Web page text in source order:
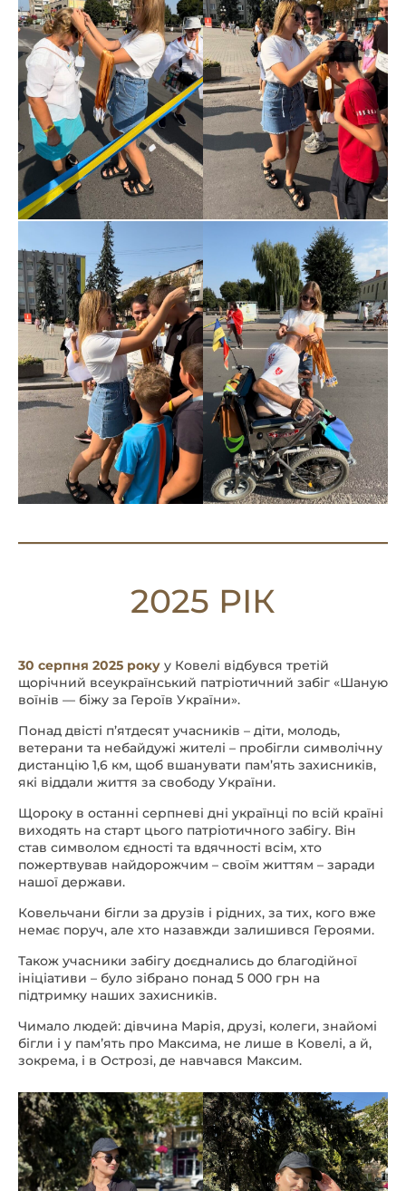
2025 РІК
30 серпня 2025 року у Ковелі відбувся третій
щорічний всеукраїнський патріотичний забіг «Шаную
воїнів — біжу за Героїв України».
Понад двісті п’ятдесят учасників – діти, молодь,
ветерани та небайдужі жителі – пробігли символічну
дистанцію 1,6 км, щоб вшанувати пам’ять захисників,
які віддали життя за свободу України.
Щороку в останні серпневі дні українці по всій країні
виходять на старт цього патріотичного забігу. Він
став символом єдності та вдячності всім, хто
пожертвував найдорожчим – своїм життям – заради
нашої держави.
Ковельчани бігли за друзів і рідних, за тих, кого вже
немає поруч, але хто назавжди залишився Героями.
Також учасники забігу доєднались до благодійної
ініціативи – було зібрано понад 5 000 грн на
підтримку наших захисників.
Чимало людей: дівчина Марія, друзі, колеги, знайомі
бігли і у памʼять про Максима, не лише в Ковелі, а й,
зокрема, і в Острозі, де навчався Максим.